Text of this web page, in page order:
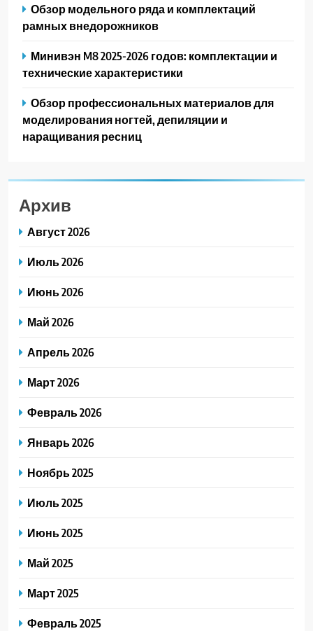
Обзор модельного ряда и комплектаций
рамных внедорожников
Минивэн M8 2025-2026 годов: комплектации и
технические характеристики
Обзор профессиональных материалов для
моделирования ногтей, депиляции и
наращивания ресниц
Архив
Август 2026
Июль 2026
Июнь 2026
Май 2026
Апрель 2026
Март 2026
Февраль 2026
Январь 2026
Ноябрь 2025
Июль 2025
Июнь 2025
Май 2025
Март 2025
Февраль 2025